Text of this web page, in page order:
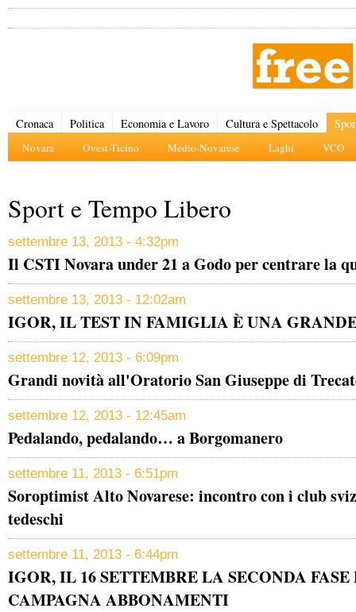
Cronaca Politica Economia e Lavoro Cultura e Spettacolo
Novara Ovest-Ticino Medio-Novarese Laghi VCO
Sport e Tempo Libero
settembre 13, 2013 - 4:32pm
Il CSTI Novara under 21 a Godo per centrare la
settembre 13, 2013 - 12:02am
IGOR, IL TEST IN FAMIGLIA È UNA
settembre 12, 2013 - 6:09pm
Grandi novità all'Oratorio San Giuseppe di
settembre 12, 2013 - 12:45am
Pedalando, pedalando… a Borgomanero
settembre 11, 2013 - 6:51pm
Soroptimist Alto Novarese: incontro con i club
tedeschi
settembre 11, 2013 - 6:44pm
IGOR, IL 16 SETTEMBRE LA SECONDA
CAMPAGNA ABBONAMENTI